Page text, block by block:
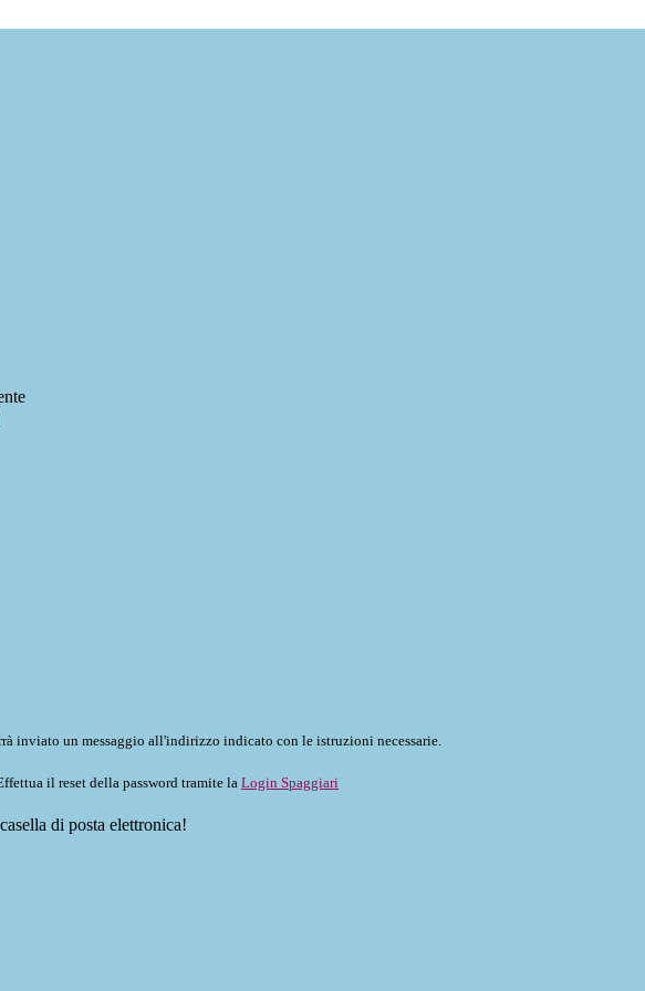
inviato un messaggio all'indirizzo indicato con le istruzioni necessarie.
il reset della password tramite la Login Spaggiari
di posta elettronica!